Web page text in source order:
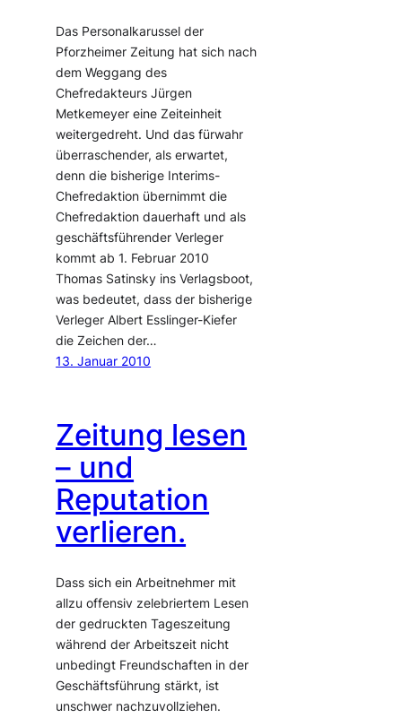
Das Personalkarussel der
Pforzheimer Zeitung hat sich nach
dem Weggang des
Chefredakteurs Jürgen
Metkemeyer eine Zeiteinheit
weitergedreht. Und das fürwahr
überraschender, als erwartet,
denn die bisherige Interims-
Chefredaktion übernimmt die
Chefredaktion dauerhaft und als
geschäftsführender Verleger
kommt ab 1. Februar 2010
Thomas Satinsky ins Verlagsboot,
was bedeutet, dass der bisherige
Verleger Albert Esslinger-Kiefer
die Zeichen der…
13. Januar 2010
Zeitung lesen
– und
Reputation
verlieren.
Dass sich ein Arbeitnehmer mit
allzu offensiv zelebriertem Lesen
der gedruckten Tageszeitung
während der Arbeitszeit nicht
unbedingt Freundschaften in der
Geschäftsführung stärkt, ist
unschwer nachzuvollziehen.